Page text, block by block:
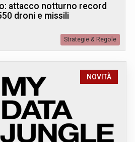
attacco notturno record
droni e missili
Strategie & Regole
NOVITÀ